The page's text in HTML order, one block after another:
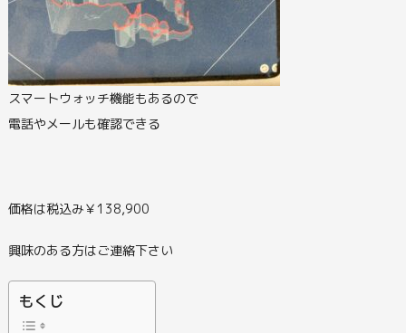
スマートウォッチ機能もあるので
電話やメールも確認できる
価格は税込み￥138,900
興味のある方はご連絡下さい
もくじ